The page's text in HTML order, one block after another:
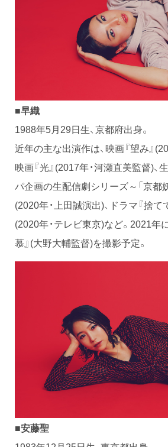
■早織
1988年5月29日生、京都府出身。
近年の主な出演作は、映画『望み』
映画『光』(2017年・河瀬直美監督)、
パ企画の生配信劇シリーズ～「京都
(2020年・上田誠演出)、ドラマ『捨て
(2020年・テレビ東京)など。2021年
慕』(大野大輔監督)を撮影予定。
■安藤聖